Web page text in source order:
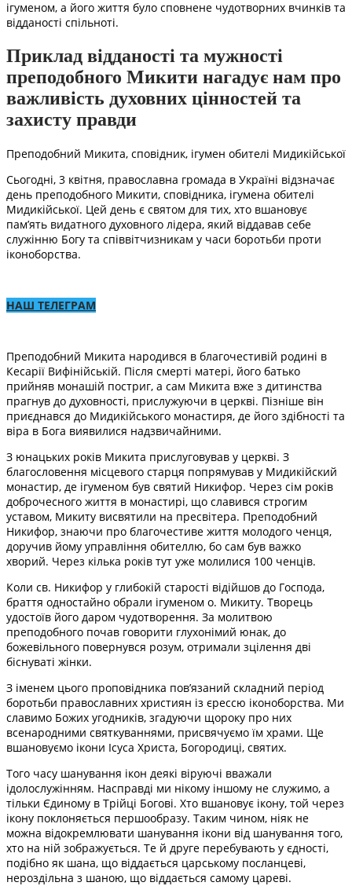
ігуменом, а його життя було сповнене чудотворних вчинків та
відданості спільноті.
Приклад відданості та мужності
преподобного Микити нагадує нам про
важливість духовних цінностей та
захисту правди
Преподобний Микита, сповідник, ігумен обителі Мидикійської
Сьогодні, 3 квітня, православна громада в Україні відзначає
день преподобного Микити, сповідника, ігумена обителі
Мидикійської. Цей день є святом для тих, хто вшановує
пам’ять видатного духовного лідера, який віддавав себе
служінню Богу та співвітчизникам у часи боротьби проти
іконоборства.
НАШ ТЕЛЕГРАМ
Преподобний Микита народився в благочестивій родині в
Кесарії Вифінійській. Після смерті матері, його батько
прийняв монашій постриг, а сам Микита вже з дитинства
прагнув до духовності, прислужуючи в церкві. Пізніше він
приєднався до Мидикійського монастиря, де його здібності та
віра в Бога виявилися надзвичайними.
З юнацьких років Микита прислуговував у церкві. З
благословення місцевого старця попрямував у Мидикійский
монастир, де ігуменом був святий Никифор. Через сім років
доброчесного життя в монастирі, що славився строгим
уставом, Микиту висвятили на пресвітера. Преподобний
Никифор, знаючи про благочестиве життя молодого ченця,
доручив йому управління обителлю, бо сам був важко
хворий. Через кілька років тут уже молилися 100 ченців.
Коли св. Никифор у глибокій старості відійшов до Господа,
браття одностайно обрали ігуменом о. Микиту. Творець
удостоїв його даром чудотворення. За молитвою
преподобного почав говорити глухонімий юнак, до
божевільного повернувся розум, отримали зцілення дві
біснуваті жінки.
З іменем цього проповідника пов’язаний складний період
боротьби православних християн із єрессю іконоборства. Ми
славимо Божих угодників, згадуючи щороку про них
всенародними святкуваннями, присвячуємо їм храми. Ще
вшановуємо ікони Ісуса Христа, Богородиці, святих.
Того часу шанування ікон деякі віруючі вважали
ідолослужінням. Насправді ми нікому іншому не служимо, а
тільки Єдиному в Трійці Богові. Хто вшановує ікону, той через
ікону поклоняється першообразу. Таким чином, ніяк не
можна відокремлювати шанування ікони від шанування того,
хто на ній зображується. Те й друге перебувають у єдності,
подібно як шана, що віддається царському посланцеві,
нероздільна з шаною, що віддається самому цареві.